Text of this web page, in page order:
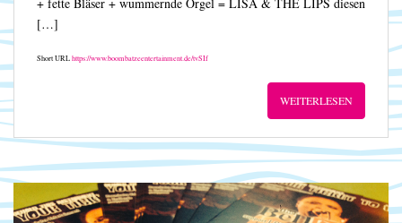
[…]
Short URLhttps://www.boombatzeentertainment.de/tvSIf
WEITERLESEN